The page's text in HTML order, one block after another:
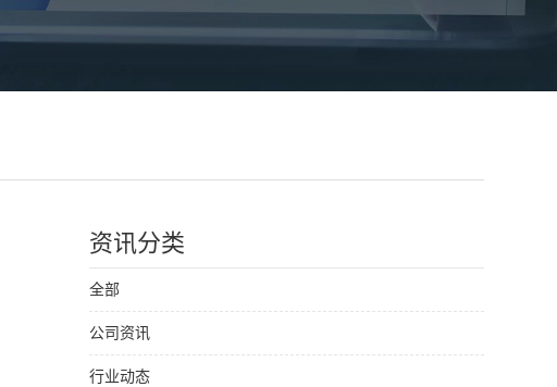
资讯分类
全部
公司资讯
行业动态